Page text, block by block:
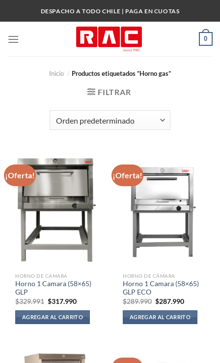
DESPACHO A TODO CHILE | PAGA EN CUOTAS
0
Inicio / Productos etiquetados “Horno gas”
FILTRAR
¡Oferta!
HORNO DE CÁMARA
Horno 1 Camara (58×65)
GLP
$329.991 El
original
era:
$329.991.
$317.990El
actual
es:
$317.990.
AGREGAR AL CARRITO
¡Oferta!
HORNO DE CÁMARA
Horno 1 Camara (58×65)
GLP ECO
$289.990 El
original
era:
$289.990.
$287.990El
actual
es:
$287.990.
AGREGAR AL CARRITO